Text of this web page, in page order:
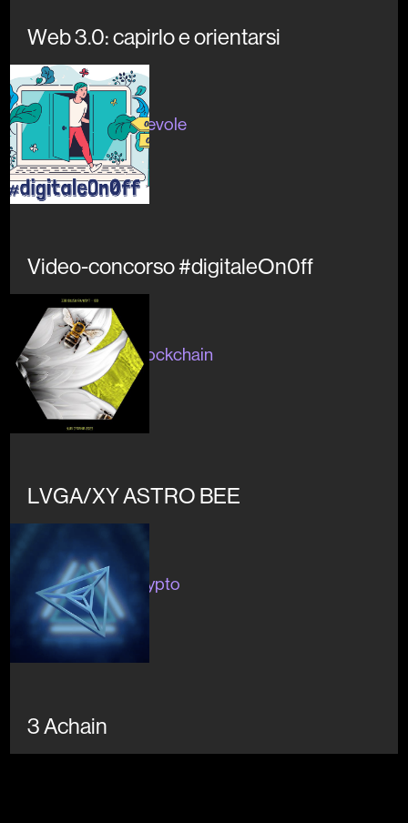
Web 3.0: capirlo e orientarsi
Concluso
#digitaleconsapevole
#divulgazione
Video-concorso #digitaleOn0ff
Concluso
#artecultura #blockchain
#NFT
LVGA/XY ASTRO BEE
Concluso
#blockchain #crypto
#ambiente
3 Achain